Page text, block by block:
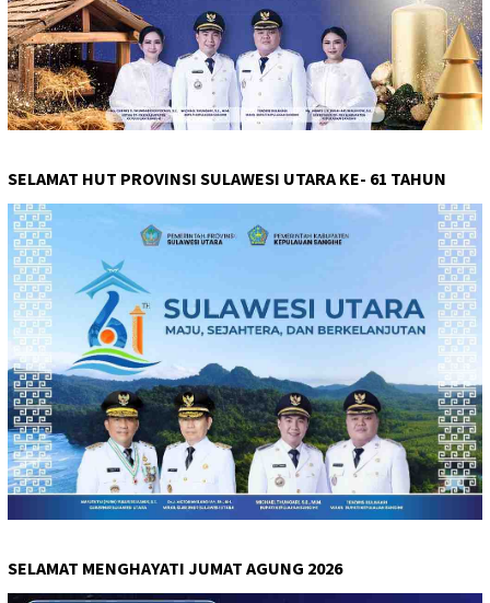
SELAMAT HUT PROVINSI SULAWESI UTARA KE- 61 TAHUN
SELAMAT MENGHAYATI JUMAT AGUNG 2026